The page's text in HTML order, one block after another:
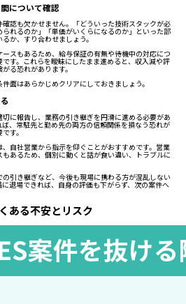
について確認
認も欠かせません。「どういった技術スタックが必
れるのか」「単価がいくらになるのか」といった部
か、すり合わせましょう。
スもあるため、給与保証の有無や待機中の対応につ
す。これらを曖昧にしたまま進めると、収入減や評
る恐れがあります。
面はあらかじめクリアにしておきましょう。
に報告し、業務の引き継ぎを円滑に進める必要があ
、常駐先と勤め先の両方の信頼関係を損なう恐れが
す。
自社営業から指示を仰ぐことがおすすめです。営業
あるため、個別に動くと話が食い違い、トラブルに
引き継ぎなど、今後も現場に携わる方が混乱しない
退場できれば、自身の評価も下がらず、次の案件へ
ある不安とリスク